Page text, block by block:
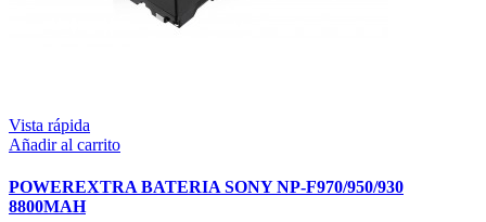
Vista rápida
Añadir al carrito
POWEREXTRA BATERIA SONY NP-F970/950/930
8800MAH